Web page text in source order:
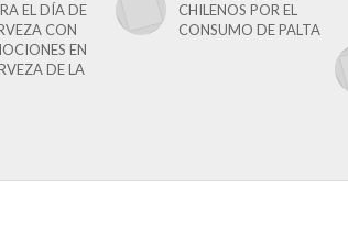
EL DÍA DE
CON
EN
DE LA
CHILENOS POR EL
CONSUMO DE PALTA